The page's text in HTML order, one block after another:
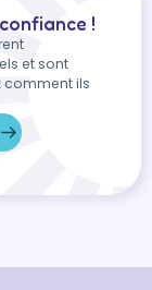
!
et sont
comment ils